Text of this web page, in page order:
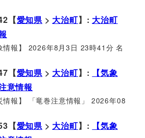
【愛知県 > 大治町】: 大治町
情報】 2026年8月3日 23時41分 名
【愛知県 > 大治町】:
【気象
意情報
情報】 「竜巻注意情報」 2026年08
【愛知県 > 大治町】:
【気象